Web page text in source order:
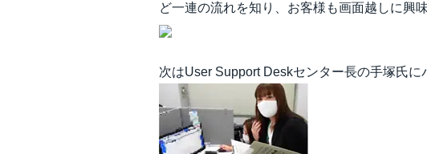
ど一連の流れを知り、お客様も画面越しに興
次はUser Support Deskセンター長の手塚氏に